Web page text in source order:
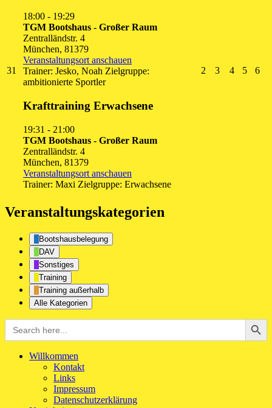
31
31.
August
18:00 - 19:29
TGM Bootshaus - Großer Raum
Zentralländstr. 4
München, 81379
Veranstaltungsort anschauen
Trainer: Jesko, Noah Zielgruppe:
ambitionierte Sportler
Krafttraining Erwachsene
19:31 - 21:00
TGM Bootshaus - Großer Raum
Zentralländstr. 4
München, 81379
Veranstaltungsort anschauen
Trainer: Maxi Zielgruppe: Erwachsene
2 33.
44.
55.
66.
Veranstaltungskategorien
Bootshausbelegung
DAV
Sonstiges
Training
Training außerhalb
Alle Kategorien
Search
for:
Search Button
Willkommen
Kontakt
Links
Impressum
Datenschutzerklärung